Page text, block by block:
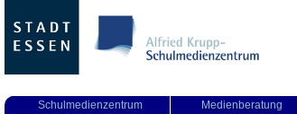
Schulmedienzentrum
Medienberatung